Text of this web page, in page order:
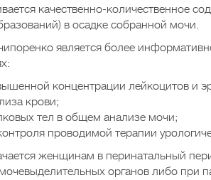
качественно-количественное
в осадке собранной мочи.
является более
концентрации лейкоцитов и
крови;
тел в общем анализе мочи;
проводимой терапии
женщинам в перинатальный
органов либо при